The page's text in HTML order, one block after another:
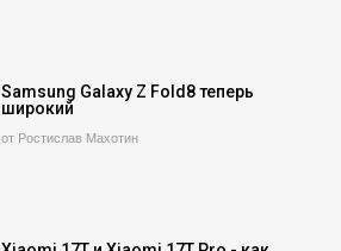
Samsung Galaxy Z Fold8 теперь
широкий
от Ростислав Махотин